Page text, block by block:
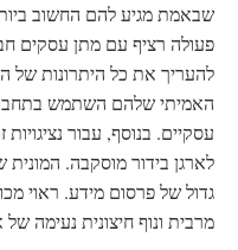
שבאמת מגיע להם החשוב
פעולה רציף עם מתן עסקים
להעריך את כל היתרונות של
האמיתי שלהם השתמש
עסקיים. בנוסף, עבור
לארגן בידור מוסקבה.
גדול של פרסום מידע. ראוי
מרבית ונוף חיצונית נעימה